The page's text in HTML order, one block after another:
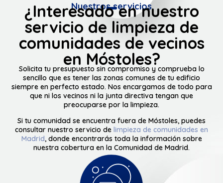
Nuestros servicios
¿Interesado en nuestro
servicio de limpieza de
comunidades de vecinos
en Móstoles?
Solicita tu presupuesto sin compromiso y comprueba lo
sencillo que es tener las zonas comunes de tu edificio
siempre en perfecto estado. Nos encargamos de todo para
que ni los vecinos ni la junta directiva tengan que
preocuparse por la limpieza.
Si tu comunidad se encuentra fuera de Móstoles, puedes
consultar nuestro servicio de limpieza de comunidades en
Madrid, donde encontrarás toda la información sobre
nuestra cobertura en la Comunidad de Madrid.